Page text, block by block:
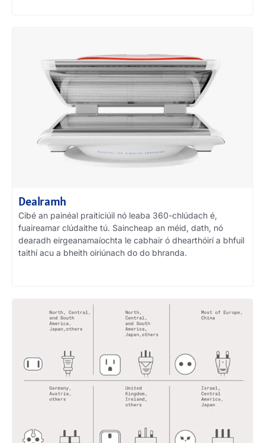
Dealramh
Cibé an painéal praiticiúil nó leaba 360-chlúdach é,
fuaireamar clúdaithe tú. Saincheap an méid, dath, nó
dearadh eirgeanamaíochta le cabhair ó dhearthóirí a bhfuil
taithí acu a bheith oiriúnach do do bhranda.